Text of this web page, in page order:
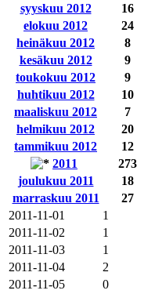
syyskuu 2012
16
elokuu 2012
24
heinäkuu 2012
8
kesäkuu 2012
9
toukokuu 2012
9
huhtikuu 2012
10
maaliskuu 2012
7
helmikuu 2012
20
tammikuu 2012
12
2011
273
joulukuu 2011
18
marraskuu 2011
27
2011-11-01
1
2011-11-02
1
2011-11-03
1
2011-11-04
2
2011-11-05
0